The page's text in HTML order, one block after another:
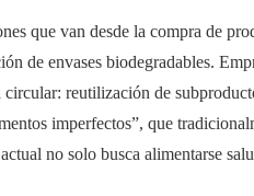
que van desde la compra de
de envases biodegradables.
reutilización de
imperfectos”, que
no solo busca alimentarse